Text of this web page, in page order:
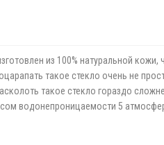
из 100% натуральной
такое стекло очень не
такое стекло гораздо
водонепроницаемости 5